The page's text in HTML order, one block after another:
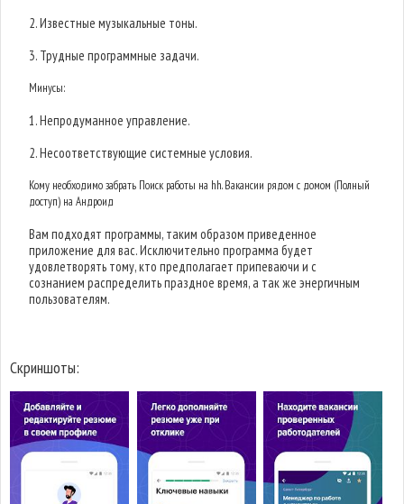
2. Известные музыкальные тоны.
3. Трудные программные задачи.
Минусы:
1. Непродуманное управление.
2. Несоответствующие системные условия.
Кому необходимо забрать Поиск работы на hh. Вакансии рядом с домом (Полный
доступ) на Андроид
Вам подходят программы, таким образом приведенное
приложение для вас. Исключительно программа будет
удовлетворять тому, кто предполагает припеваючи и с
сознанием распределить праздное время, а так же энергичным
пользователям.
Скриншоты: